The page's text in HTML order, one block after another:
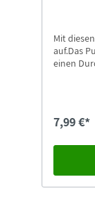
Mit
auf.Das
einen
7,99 €*